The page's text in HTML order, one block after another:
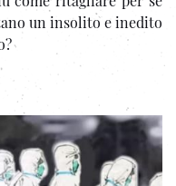
un insolito e inedito